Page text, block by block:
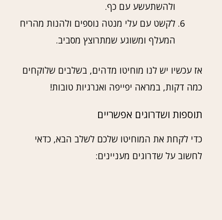
ולהשתעשע עם כף.
לקשט עם עלי מנטה נוספים ולהנות מהריח
המעלף ומשוגע שמתרוצץ מסביב.
אז עכשיו יש לנו מוחיטו מדהים, בשלבים שלוקחים
כמה דקות, במראה יפייפה ואנרגיות טובות!
תוספות ושדרוגים אפשריים
כדי לקחת את המוחיטו שלכם לשלב הבא, כדאי
לחשוב על שדרוגים מעניינים: